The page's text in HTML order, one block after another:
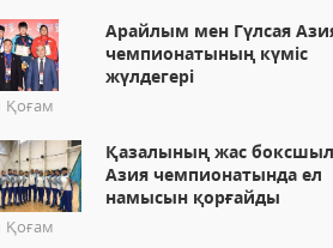
Арайлым мен Гүлсая
чемпионатының күміс
жүлдегері
Қоғам
Қазалының жас
Азия чемпионатында ел
намысын қорғайды
Қоғам